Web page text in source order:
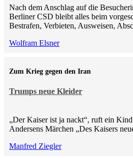
Nach dem Anschlag auf die
Berliner CSD bleibt alles beim
Bestrafen, Verbieten, Ausweisen,
Wolfram Elsner
Trumps neue Kleider
Zum Krieg gegen den Iran
„Der Kaiser ist ja nackt“, ruft ein
Andersens Märchen „Des Kaisers
Manfred Ziegler